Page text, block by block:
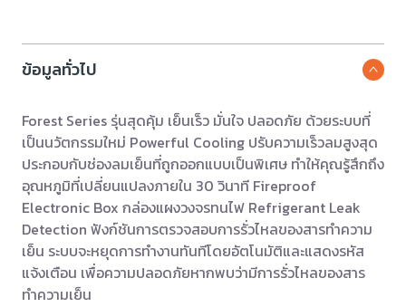
ข้อมูลทั่วไป
Forest Series รุ่นสุดคุ้ม เย็นเร็ว มั่นใจ ปลอดภัย ด้วยระบบที่
เป็นนวัตกรรมใหม่ Powerful Cooling ปรับความเร็วลมสูงสุด
ประกอบกับช่องลมเย็นที่ถูกออกแบบเป็นพิเศษ ทำให้คุณรู้สึกถึง
อุณหภูมิที่เปลี่ยนแปลงภายใน 30 วินาที Fireproof
Electronic Box กล่องแผงวงจรทนไฟ Refrigerant Leak
Detection ฟังก์ชันการตรวจสอบการรั่วไหลของสารทำความ
เย็น ระบบจะหยุดการทำงานทันทีโดยอัตโนมัติและแสดงรหัส
แจ้งเตือน เพื่อความปลอดภัยหากพบว่ามีการรั่วไหลของสาร
ทำความเย็น